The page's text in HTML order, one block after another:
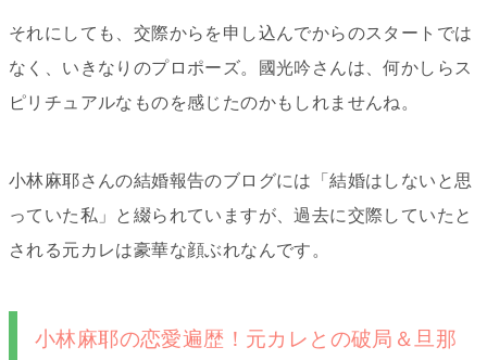
それにしても、交際からを申し込んでからのスタートでは
なく、いきなりのプロポーズ。國光吟さんは、何かしらス
ピリチュアルなものを感じたのかもしれませんね。
小林麻耶さんの結婚報告のブログには「結婚はしないと思
っていた私」と綴られていますが、過去に交際していたと
される元カレは豪華な顔ぶれなんです。
小林麻耶の恋愛遍歴！元カレとの破局＆旦那